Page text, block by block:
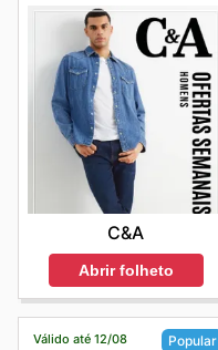
C&A
Abrir folheto
Válido até 12/08 Popular